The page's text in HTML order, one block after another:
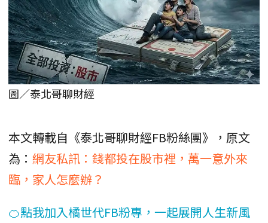
圖／泰北哥聊財經
本文轉載自《泰北哥聊財經FB粉絲團》，原文
為： 網友私訊：錢都投在股市裡，萬一意外來
臨，家人怎麼辦？
🍊點我加入橘世代FB粉專，一起展開人生新風